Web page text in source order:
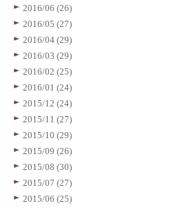
2016/06 (26)
2016/05 (27)
2016/04 (29)
2016/03 (29)
2016/02 (25)
2016/01 (24)
2015/12 (24)
2015/11 (27)
2015/10 (29)
2015/09 (26)
2015/08 (30)
2015/07 (27)
2015/06 (25)